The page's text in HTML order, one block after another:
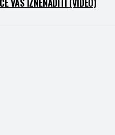
VAS IZNENADITI (VIDEO)